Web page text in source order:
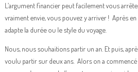
L’argument financier peut facilement vous
vraiment envie, vous pouvez y arriver ! Après
adapte la durée ou le style du voyage.
Nous, nous souhaitions partir un an. Et puis,
voulu partir sur deux ans. Alors on a